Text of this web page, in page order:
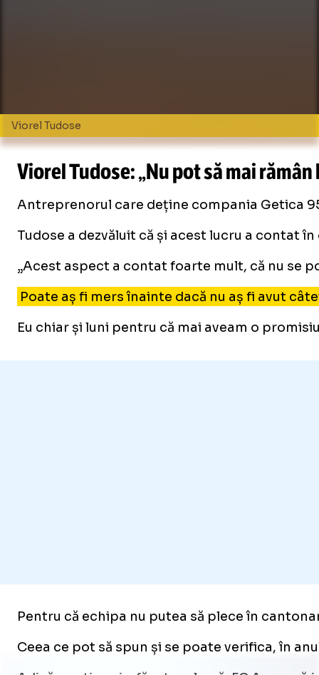
Viorel Tudose
Viorel Tudose: „Nu pot să mai
Antreprenorul care deține compania Getica
Tudose a dezvăluit că și acest lucru a contat
„Acest aspect a contat foarte mult, că nu se
Poate aș fi mers înainte dacă nu aș fi avut
Eu chiar și luni pentru că mai aveam o
Pentru că echipa nu putea să plece în
Ceea ce pot să spun și se poate verifica, în